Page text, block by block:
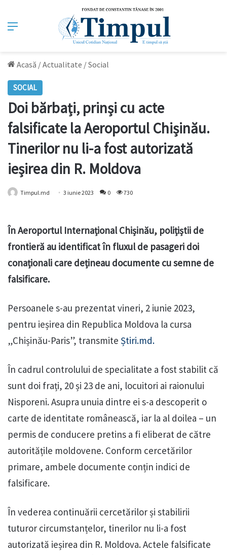
Meniu
Acasă /Actualitate /Social
SOCIAL
Doi bărbați, prinși cu acte
falsificate la Aeroportul Chișinău.
Tinerilor nu li-a fost autorizată
ieșirea din R. Moldova
Timpul.md 3 iunie 2023 0 730
În Aeroportul Internațional Chișinău, polițiștii de
frontieră au identificat în fluxul de pasageri doi
conaționali care dețineau documente cu semne de
falsificare.
Persoanele s-au prezentat vineri, 2 iunie 2023,
pentru ieșirea din Republica Moldova la cursa
„Chișinău-Paris”, transmite Știri.md.
În cadrul controlului de specialitate a fost stabilit că
sunt doi frați, 20 și 23 de ani, locuitori ai raionului
Nisporeni. Asupra unuia dintre ei s-a descoperit o
carte de identitate românească, iar la al doilea – un
permis de conducere pretins a fi eliberat de către
autoritățile moldovene. Conform cercetărilor
primare, ambele documente conțin indici de
falsificare.
În vederea continuării cercetărilor și stabilirii
tuturor circumstanțelor, tinerilor nu li-a fost
autorizată ieșirea din R. Moldova. Actele falsificate